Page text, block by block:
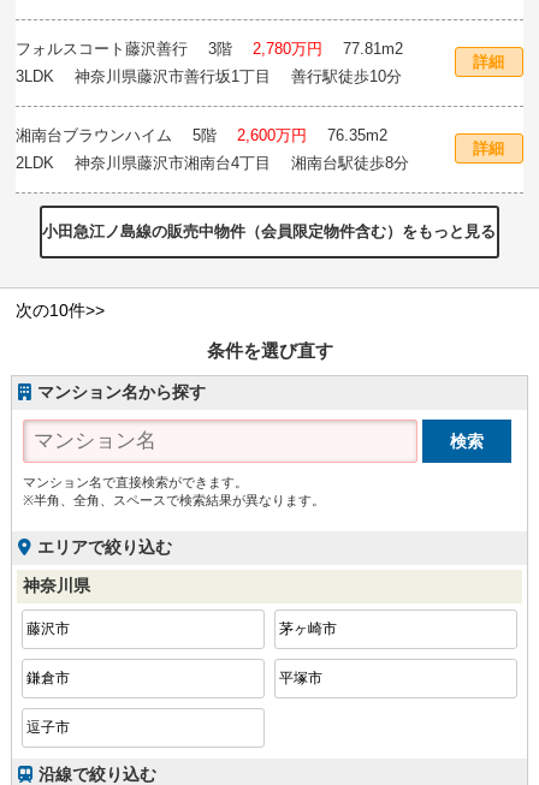
分
フォルスコート藤沢善行
3階2,780万円 77.81m2
3LDK 神奈川県藤沢市善行坂1丁目 善行駅徒歩10分
詳細
湘南台ブラウンハイム 5階2,600万円 76.35m2
2LDK 神奈川県藤沢市湘南台4丁目 湘南台駅徒歩8分
詳細
小田急江ノ島線の販売中物件（会員限定物件含む）をもっと見る
次の10件>>
条件を選び直す
マンション名から探す
マンション名で直接検索ができます。
※半角、全角、スペースで検索結果が異なります。
エリアで絞り込む
神奈川県
藤沢市 茅ヶ崎市
鎌倉市 平塚市
逗子市
沿線で絞り込む